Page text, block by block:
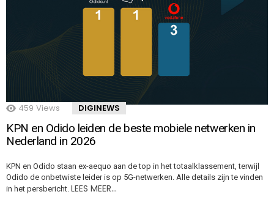
459 Views DIGINEWS
KPN en Odido leiden de beste mobiele netwerken in
Nederland in 2026
KPN en Odido staan ex-aequo aan de top in het totaalklassement, terwijl
Odido de onbetwiste leider is op 5G-netwerken. Alle details zijn te vinden
in het persbericht. LEES MEER…